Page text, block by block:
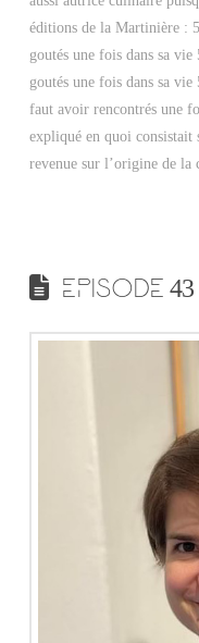
éditions de la Martinière :
goutés une fois dans sa
goutés une fois dans sa
faut avoir rencontrés une
expliqué en quoi consistait
revenue sur l’origine de
EPISODE